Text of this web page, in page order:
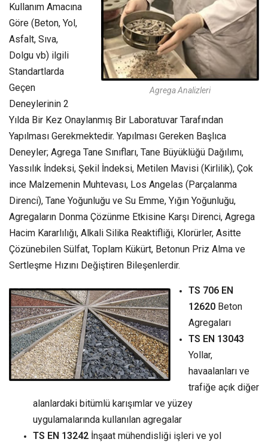
Agrega Analizleri
Kullanım Amacına
Göre (Beton, Yol,
Asfalt, Sıva,
Dolgu vb) ilgili
Standartlarda
Geçen
Deneylerinin 2
Yılda Bir Kez Onaylanmış Bir Laboratuvar Tarafından
Yapılması Gerekmektedir. Yapılması Gereken Başlıca
Deneyler; Agrega Tane Sınıfları, Tane Büyüklüğü Dağılımı,
Yassılık İndeksi, Şekil İndeksi, Metilen Mavisi (Kirlilik), Çok
ince Malzemenin Muhtevası, Los Angelas (Parçalanma
Direnci), Tane Yoğunluğu ve Su Emme, Yığın Yoğunluğu,
Agregaların Donma Çözünme Etkisine Karşı Direnci, Agrega
Hacim Kararlılığı, Alkali Silika Reaktifliği, Klorürler, Asitte
Çözünebilen Sülfat, Toplam Kükürt, Betonun Priz Alma ve
Sertleşme Hızını Değiştiren Bileşenlerdir.
TS 706 EN
12620 Beton
Agregaları
TS EN 13043
Yollar,
havaalanları ve
trafiğe açık diğer
alanlardaki bitümlü karışımlar ve yüzey
uygulamalarında kullanılan agregalar
TS EN 13242 İnşaat mühendisliği işleri ve yol